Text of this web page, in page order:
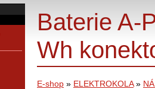
Baterie A-
Wh
E-shop » ELEKTROKOLA»